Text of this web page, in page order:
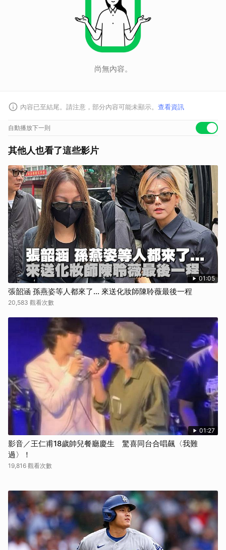
尚無內容。
內容已至結尾。請注意，部分內容可能未顯示。 查看資訊
自動播放下一則
其他人也看了這些影片
01:05
張韶涵 孫燕姿等人都來了... 來送化妝師陳聆薇最後一程
20,583 觀看次數
01:27
影音／王仁甫18歲帥兒餐廳慶生 驚喜同台合唱飆〈我難
過〉！
19,816 觀看次數